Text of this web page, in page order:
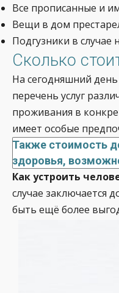
Все прописанные и
Вещи в дом
Подгузники в случае
Сколько
На сегодняшний
перечень услуг
проживания в
имеет особые
Также стоимость
здоровья,
Как устроить
случае заключается
быть ещё более